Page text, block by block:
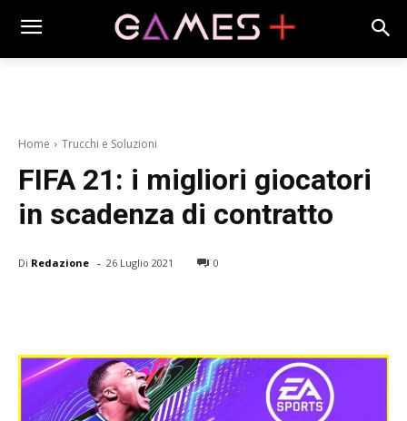
Home Trucchi e Soluzioni
FIFA 21: i migliori giocatori
in scadenza di contratto
Di Redazione - 26 Luglio 2021 0